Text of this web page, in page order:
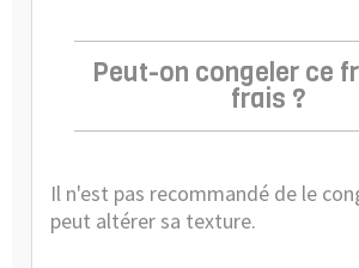
Peut-on congeler ce
frais ?
Il n'est pas recommandé de le
peut altérer sa texture.